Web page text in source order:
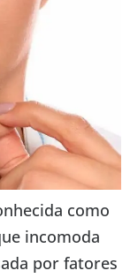
como
incomoda
por fatores